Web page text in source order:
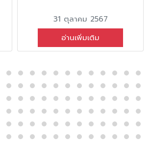
31 ตุลาคม 2567
อ่านเพิ่มเติม